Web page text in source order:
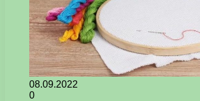
08.09.2022
0